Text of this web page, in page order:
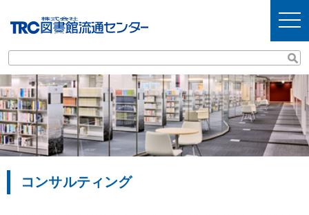
t
o
g
l
e
n
a
v
i
g
a
t
コンサルティング